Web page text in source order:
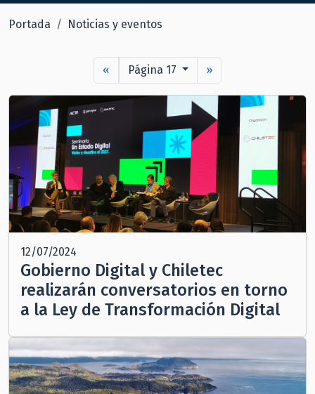
Portada Noticias y eventos
« Página 17 »
12/07/2024
Gobierno Digital y Chiletec
realizarán conversatorios en torno
a la Ley de Transformación Digital